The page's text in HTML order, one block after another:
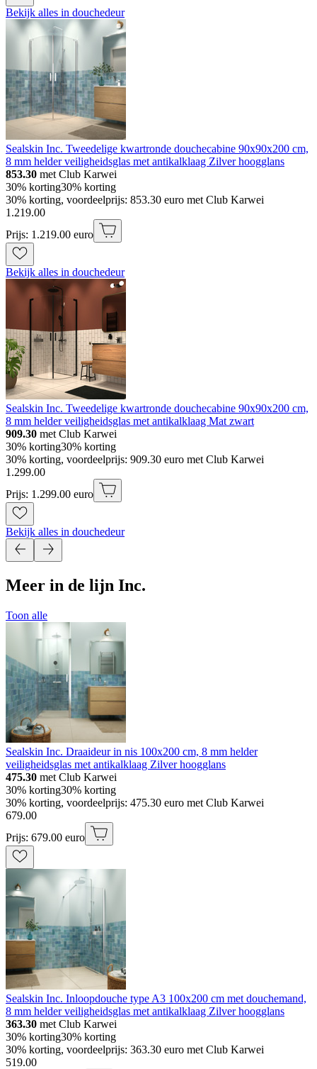
Bekijk alles in douchedeur
Sealskin Inc. Tweedelige kwartronde douchecabine 90x90x200 cm,
8 mm helder veiligheidsglas met antikalklaag Zilver hoogglans
853.30 met Club Karwei
30% korting30% korting
30% korting, voordeelprijs: 853.30 euro met Club Karwei
1 .219.00
Prijs: 1.219.00 euro
Bekijk alles in douchedeur
Sealskin Inc. Tweedelige kwartronde douchecabine 90x90x200 cm,
8 mm helder veiligheidsglas met antikalklaag Mat zwart
909.30 met Club Karwei
30% korting30% korting
30% korting, voordeelprijs: 909.30 euro met Club Karwei
1 .299.00
Prijs: 1.299.00 euro
Bekijk alles in douchedeur
Meer in de lijn Inc.
Toon alle
Sealskin Inc. Draaideur in nis 100x200 cm, 8 mm helder
veiligheidsglas met antikalklaag Zilver hoogglans
475.30 met Club Karwei
30% korting30% korting
30% korting, voordeelprijs: 475.30 euro met Club Karwei
679.00
Prijs: 679.00 euro
Sealskin Inc. Inloopdouche type A3 100x200 cm met douchemand,
8 mm helder veiligheidsglas met antikalklaag Zilver hoogglans
363.30 met Club Karwei
30% korting30% korting
30% korting, voordeelprijs: 363.30 euro met Club Karwei
519.00